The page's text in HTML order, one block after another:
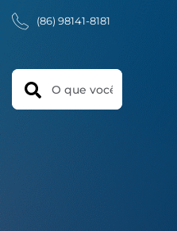
(86) 98141-8181
Search